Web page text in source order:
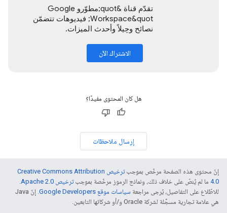
تقدّم قناة &quot;مطوّرو Google
Workspace&quot; فيديوهات تتضمّن
نصائح وحِيلاً وأحدث الميزات.
الاشتراك الآن
هل كان المحتوى مفيدًا؟
إرسال ملاحظات
إنّ محتوى هذه الصفحة مرخّص بموجب
ترخيص Creative Commons Attribution
4.0‏ ما لم يُنصّ على خلاف ذلك، ونماذج الرموز مرخّصة بموجبترخيص Apache 2.0‏
.
للاطّلاع على التفاصيل، يُرجى مراجعة سياسات موقع Google Developers‏
. إنّ Java
هي علامة تجارية مسجَّلة لشركة Oracle و/أو شركائها التابعين.